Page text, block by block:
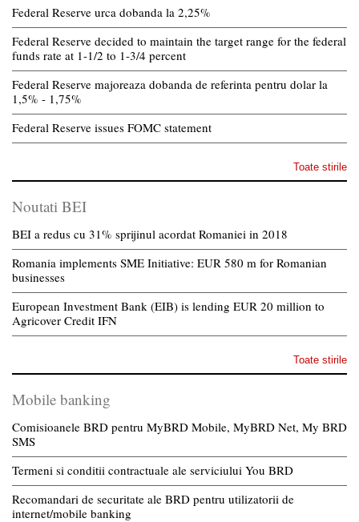
Federal Reserve urca dobanda la 2,25%
Federal Reserve decided to maintain the target range for the federal
funds rate at 1-1/2 to 1-3/4 percent
Federal Reserve majoreaza dobanda de referinta pentru dolar la
1,5% - 1,75%
Federal Reserve issues FOMC statement
Toate stirile
Noutati BEI
BEI a redus cu 31% sprijinul acordat Romaniei in 2018
Romania implements SME Initiative: EUR 580 m for Romanian
businesses
European Investment Bank (EIB) is lending EUR 20 million to
Agricover Credit IFN
Toate stirile
Mobile banking
Comisioanele BRD pentru MyBRD Mobile, MyBRD Net, My BRD
SMS
Termeni si conditii contractuale ale serviciului You BRD
Recomandari de securitate ale BRD pentru utilizatorii de
internet/mobile banking